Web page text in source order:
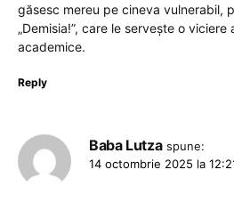
găsesc mereu pe cineva vulnerabil,
„Demisia!”, care le servește o
academice.
Reply
Baba Lutza spune:
14 octombrie 2025 la